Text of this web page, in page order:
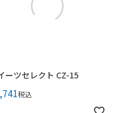
ーツセレクト CZ-15
税込